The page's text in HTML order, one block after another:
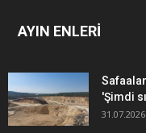
AYIN ENLERİ
'Şimdi